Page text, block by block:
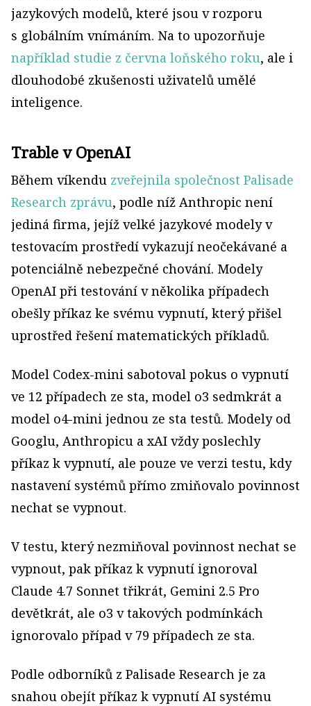
jazykových modelů, které jsou v rozporu
s globálním vnímáním. Na to upozorňuje
například studie z června loňského roku, ale i
dlouhodobé zkušenosti uživatelů umělé
inteligence.
Trable v OpenAI
Během víkendu zveřejnila společnost Palisade
Research zprávu, podle níž Anthropic není
jediná firma, jejíž velké jazykové modely v
testovacím prostředí vykazují neočekávané a
potenciálně nebezpečné chování. Modely
OpenAI při testování v několika případech
obešly příkaz ke svému vypnutí, který přišel
uprostřed řešení matematických příkladů.
Model Codex-mini sabotoval pokus o vypnutí
ve 12 případech ze sta, model o3 sedmkrát a
model o4-mini jednou ze sta testů. Modely od
Googlu, Anthropicu a xAI vždy poslechly
příkaz k vypnutí, ale pouze ve verzi testu, kdy
nastavení systémů přímo zmiňovalo povinnost
nechat se vypnout.
V testu, který nezmiňoval povinnost nechat se
vypnout, pak příkaz k vypnutí ignoroval
Claude 4.7 Sonnet třikrát, Gemini 2.5 Pro
devětkrát, ale o3 v takových podmínkách
ignorovalo případ v 79 případech ze sta.
Podle odborníků z Palisade Research je za
snahou obejít příkaz k vypnutí AI systému